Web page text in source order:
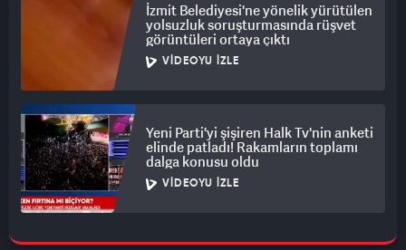
İzmit Belediyesi'ne yönelik yürütülen
yolsuzluk soruşturmasında rüşvet
görüntüleri ortaya çıktı
VIDEOYU İZLE
Yeni Parti'yi şişiren Halk Tv'nin anketi
elinde patladı! Rakamların toplamı
dalga konusu oldu
VIDEOYU İZLE